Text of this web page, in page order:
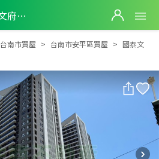
國泰文府硯高樓視野三房平車
國泰文府硯高樓視野三房平車
台南市買屋 台南市安平區買屋
國泰文